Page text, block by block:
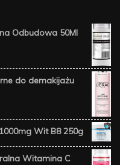
Odbudowa 50Ml
do demakijażu
Wit B8 250g
Witamina C